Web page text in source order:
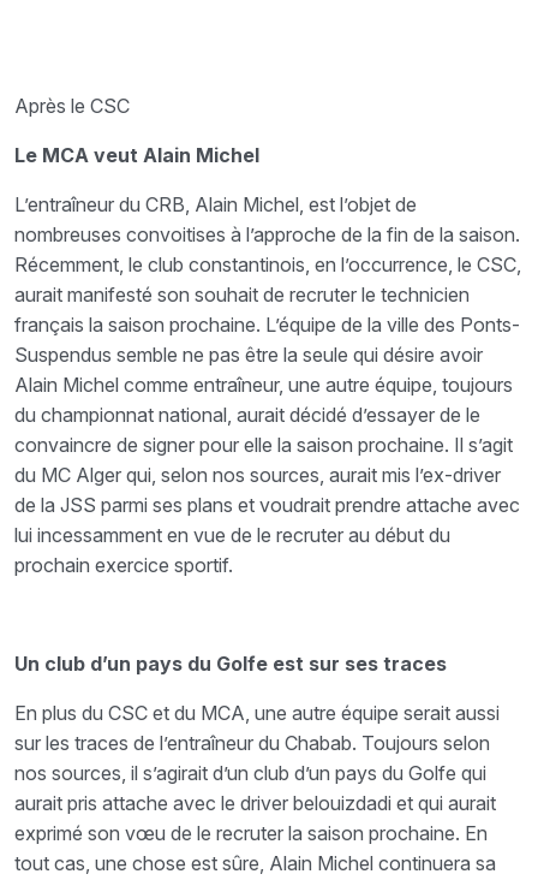
Après le CSC
Le MCA veut Alain Michel
L’entraîneur du CRB, Alain Michel, est l’objet de
nombreuses convoitises à l’approche de la fin de la saison.
Récemment, le club constantinois, en l’occurrence, le CSC,
aurait manifesté son souhait de recruter le technicien
français la saison prochaine. L’équipe de la ville des Ponts-
Suspendus semble ne pas être la seule qui désire avoir
Alain Michel comme entraîneur, une autre équipe, toujours
du championnat national, aurait décidé d’essayer de le
convaincre de signer pour elle la saison prochaine. Il s’agit
du MC Alger qui, selon nos sources, aurait mis l’ex-driver
de la JSS parmi ses plans et voudrait prendre attache avec
lui incessamment en vue de le recruter au début du
prochain exercice sportif.
Un club d’un pays du Golfe est sur ses traces
En plus du CSC et du MCA, une autre équipe serait aussi
sur les traces de l’entraîneur du Chabab. Toujours selon
nos sources, il s’agirait d’un club d’un pays du Golfe qui
aurait pris attache avec le driver belouizdadi et qui aurait
exprimé son vœu de le recruter la saison prochaine. En
tout cas, une chose est sûre, Alain Michel continuera sa